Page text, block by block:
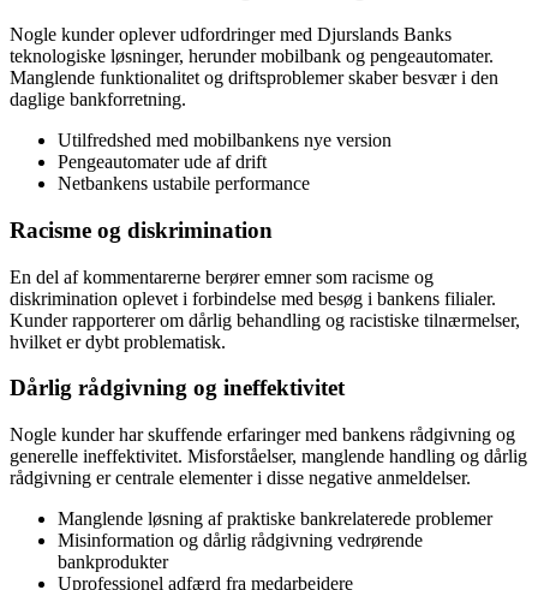
Nogle kunder oplever udfordringer med Djurslands Banks
teknologiske løsninger, herunder mobilbank og pengeautomater.
Manglende funktionalitet og driftsproblemer skaber besvær i den
daglige bankforretning.
Utilfredshed med mobilbankens nye version
Pengeautomater ude af drift
Netbankens ustabile performance
Racisme og diskrimination
En del af kommentarerne berører emner som racisme og
diskrimination oplevet i forbindelse med besøg i bankens filialer.
Kunder rapporterer om dårlig behandling og racistiske tilnærmelser,
hvilket er dybt problematisk.
Dårlig rådgivning og ineffektivitet
Nogle kunder har skuffende erfaringer med bankens rådgivning og
generelle ineffektivitet. Misforståelser, manglende handling og dårlig
rådgivning er centrale elementer i disse negative anmeldelser.
Manglende løsning af praktiske bankrelaterede problemer
Misinformation og dårlig rådgivning vedrørende
bankprodukter
Uprofessionel adfærd fra medarbejdere